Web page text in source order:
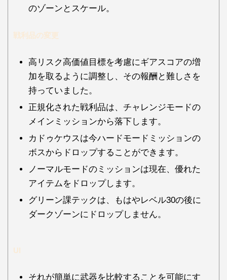
のゾーンとスケール。
戦利品の変更
高リスク高価値目標を考慮にギアスコアの増
加を取るように調整し、その報酬と難しさを
持っていました。
正規化された戦利品は、チャレンジモードの
メインミッションから落下します。
カドゥケウスは今ハードモードミッションの
ボスからドロップすることができます。
ノーマルモードのミッションは現在、優れた
アイテムをドロップします。
グリーン課テックは、もはやレベル30の後に
ダークゾーンにドロップしません。
UI
それが簡単に武器を比較することを可能にす